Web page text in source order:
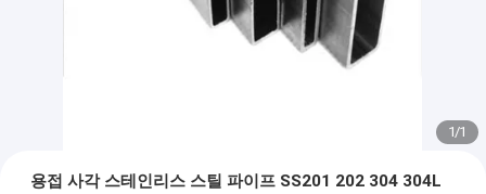
1/1
용접 사각 스테인리스 스틸 파이프 SS201 202 304 304L